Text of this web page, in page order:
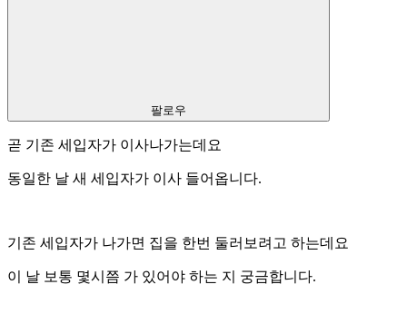
팔로우
곧 기존 세입자가 이사나가는데요
동일한 날 새 세입자가 이사 들어옵니다.
기존 세입자가 나가면 집을 한번 둘러보려고 하는데요
이 날 보통 몇시쯤 가 있어야 하는 지 궁금합니다.